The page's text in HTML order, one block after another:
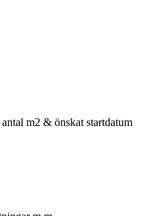
m2 & önskat startdatum